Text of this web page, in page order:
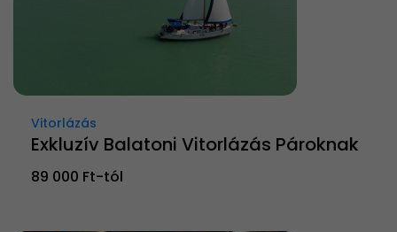
Vitorlázás
Exkluzív Balatoni Vitorlázás Pároknak
89 000 Ft-tól